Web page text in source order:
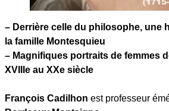
– Derrière celle du philosophe, une
la famille Montesquieu
– Magnifiques portraits de femmes
XVIIIe au XXe siècle
François Cadilhon est professeur